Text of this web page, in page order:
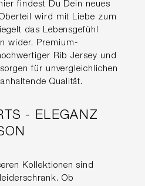
findest Du Dein neues
wird mit Liebe zum
das Lebensgefühl
wider. Premium-
Rib Jersey und
für unvergleichlichen
Qualität.
- ELEGANZ
Kollektionen sind
Ob